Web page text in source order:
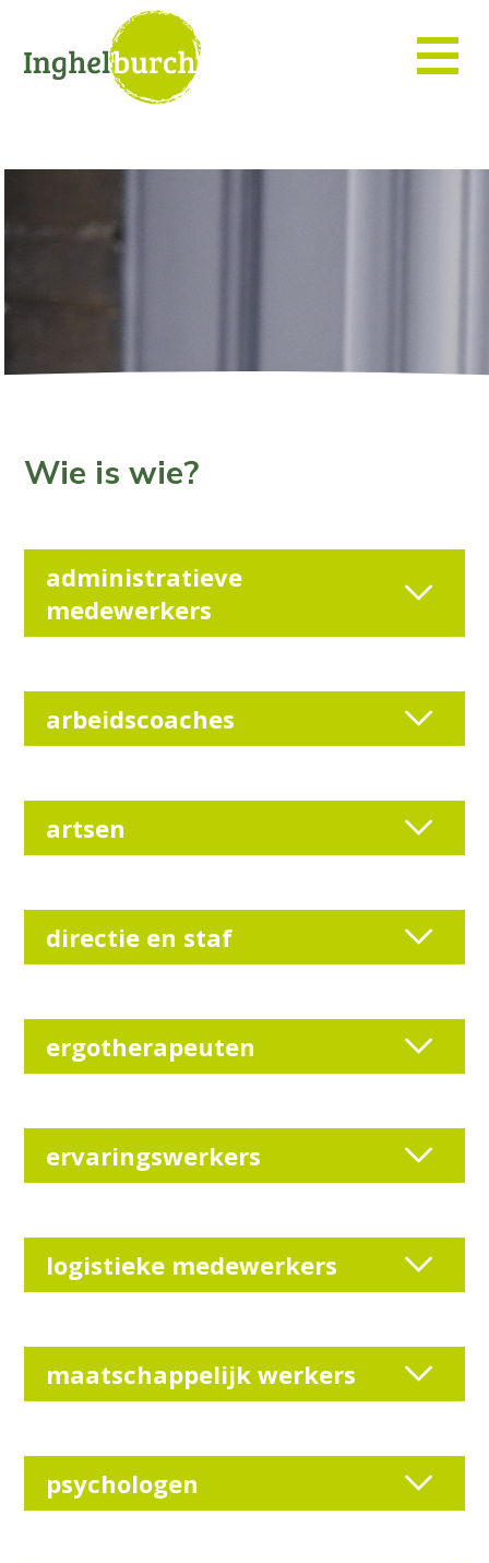
Wie is wie?
administratieve
medewerkers
arbeidscoaches
artsen
directie en staf
ergotherapeuten
ervaringswerkers
logistieke medewerkers
maatschappelijk werkers
psychologen